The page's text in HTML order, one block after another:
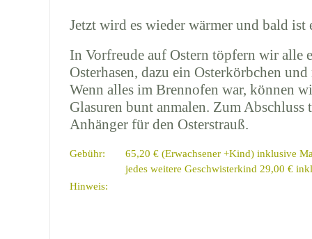
Jetzt wird es wieder wärmer und bald
In Vorfreude auf Ostern töpfern wir alle
Osterhasen, dazu ein Osterkörbchen
Wenn alles im Brennofen war, können
Glasuren bunt anmalen. Zum
Anhänger für den Osterstrauß.
Gebühr:
65,20 € (Erwachsener +Kind) inklusive
jedes weitere Geschwisterkind 29,00 €
Hinweis: